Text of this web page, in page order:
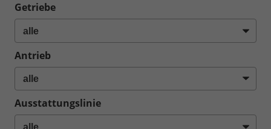
Getriebe
Antrieb
Ausstattungslinie